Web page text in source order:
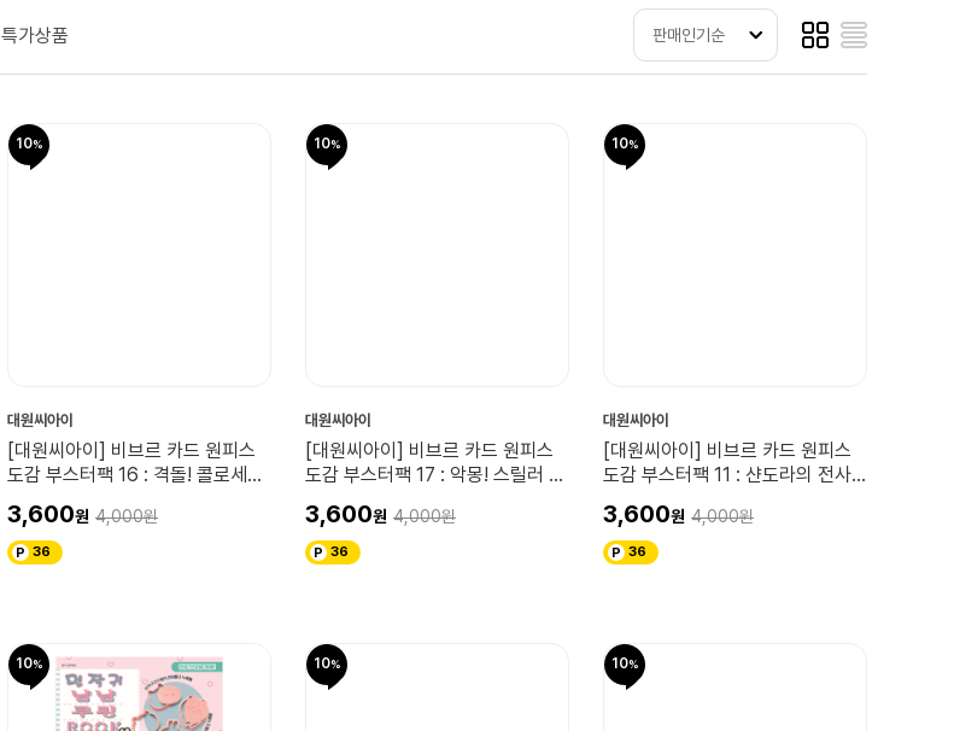
특가상품 판매인기순
10
대원씨아이
[대원씨아이] 비브르 카드 원피스
도감 부스터팩 16 : 격돌! 콜로세움
3,600 4,000
36
10
대원씨아이
[대원씨아이] 비브르 카드 원피스
도감 부스터팩 17 : 악몽! 스릴러 바
3,600 4,000
36
10
대원씨아이
[대원씨아이] 비브르 카드 원피스
도감 부스터팩 11 : 샨도라의 전사
3,600 4,000
36
10 10 10